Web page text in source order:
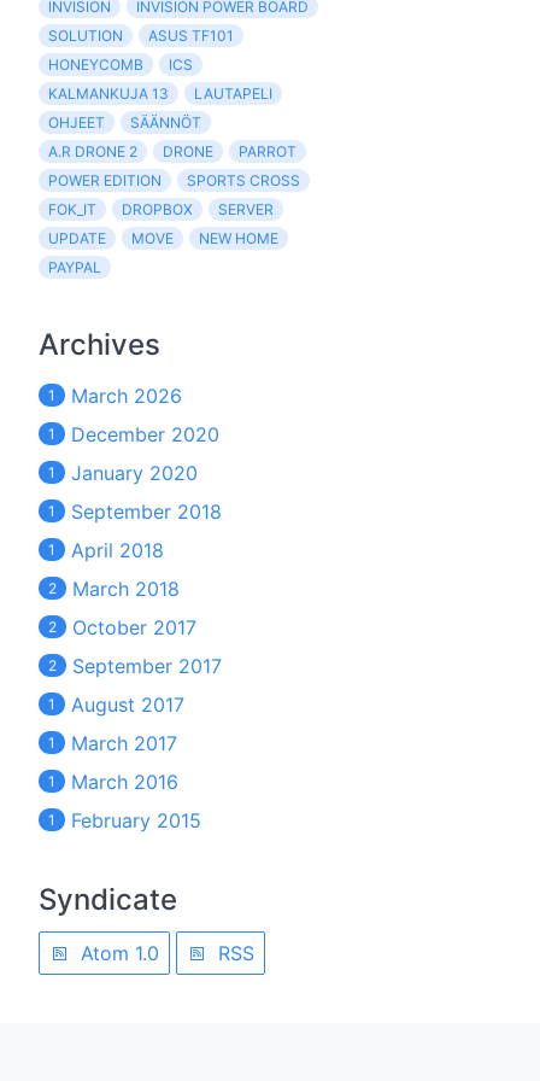
INVISION
INVISION POWER BOARD
SOLUTION
ASUS TF101
HONEYCOMB
ICS
KALMANKUJA 13
LAUTAPELI
OHJEET
SÄÄNNÖT
A.R DRONE 2
DRONE
PARROT
POWER EDITION
SPORTS CROSS
FOK_IT
DROPBOX
SERVER
UPDATE
MOVE
NEW HOME
PAYPAL
Archives
1 March 2026
1 December 2020
1 January 2020
1 September 2018
1 April 2018
2 March 2018
2 October 2017
2 September 2017
1 August 2017
1 March 2017
1 March 2016
1 February 2015
Syndicate
Atom 1.0 RSS